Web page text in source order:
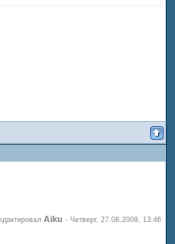
Aiku - Четверг, 27.08.2009, 13:46